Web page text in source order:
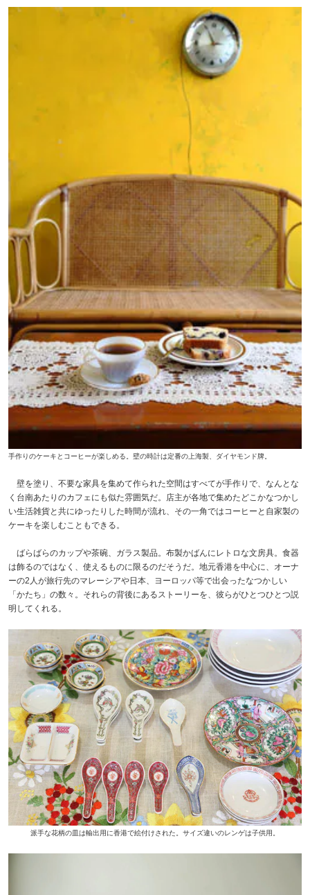
手作りのケーキとコーヒーが楽しめる。壁の時計は定番の上海製、ダイヤモンド牌。
壁を塗り、不要な家具を集めて作られた空間はすべてが手作りで、なんとな
く台南あたりのカフェにも似た雰囲気だ。店主が各地で集めたどこかなつかし
い生活雑貨と共にゆったりした時間が流れ、その一角ではコーヒーと自家製の
ケーキを楽しむこともできる。
ばらばらのカップや茶碗、ガラス製品。布製かばんにレトロな文房具。食器
は飾るのではなく、使えるものに限るのだそうだ。地元香港を中心に、オーナ
ーの2人が旅行先のマレーシアや日本、ヨーロッパ等で出会ったなつかしい
「かたち」の数々。それらの背後にあるストーリーを、彼らがひとつひとつ説
明してくれる。
派手な花柄の皿は輸出用に香港で絵付けされた。サイズ違いのレンゲは子供用。